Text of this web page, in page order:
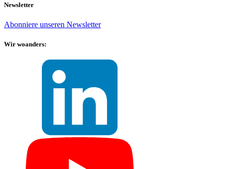
Newsletter
Abonniere unseren Newsletter
Wir woanders: